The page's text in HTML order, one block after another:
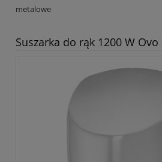
metalowe
Suszarka do rąk 1200 W